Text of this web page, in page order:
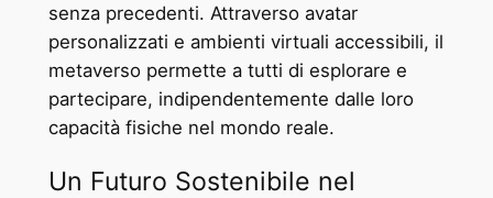
senza precedenti. Attraverso avatar
personalizzati e ambienti virtuali accessibili, il
metaverso permette a tutti di esplorare e
partecipare, indipendentemente dalle loro
capacità fisiche nel mondo reale.
Un Futuro Sostenibile nel